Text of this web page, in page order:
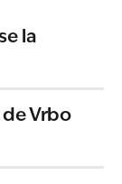
la
Vrbo